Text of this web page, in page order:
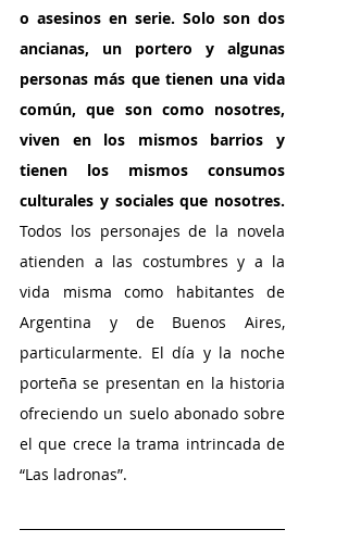
o asesinos en serie. Solo son dos
ancianas, un portero y algunas
personas más que tienen una vida
común, que son como nosotres,
viven en los mismos barrios y
tienen los mismos consumos
Todos los personajes de la novela
atienden a las costumbres y a la
vida misma como habitantes de
Argentina y de Buenos Aires,
particularmente. El día y la noche
porteña se presentan en la historia
ofreciendo un suelo abonado sobre
el que crece la trama intrincada de
“Las ladronas”.